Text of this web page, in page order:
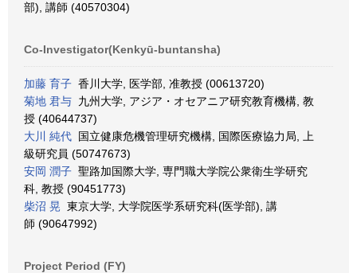
部), 講師 (40570304)
Co-Investigator(Kenkyū-buntansha)
加藤 育子 香川大学, 医学部, 准教授 (00613720)
菊地 君与 九州大学, アジア・オセアニア研究教育機構, 教
授 (40644737)
大川 純代 国立健康危機管理研究機構, 国際医療協力局, 上
級研究員 (50747673)
安岡 潤子 聖路加国際大学, 専門職大学院公衆衛生学研究
科, 教授 (90451773)
柴沼 晃 東京大学, 大学院医学系研究科(医学部), 講
師 (90647992)
Project Period (FY)